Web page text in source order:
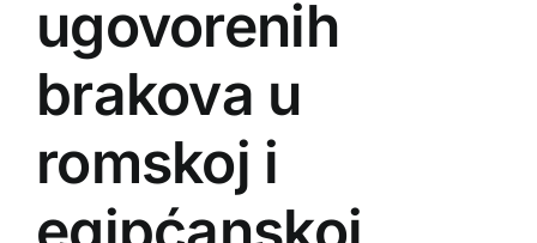
ugovorenih
brakova u
romskoj i